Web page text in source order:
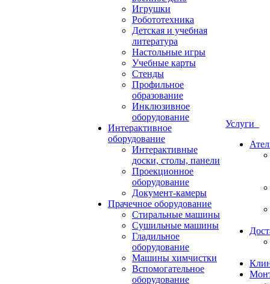
Игрушки
Робототехника
Детская и учебная
литература
Настольные игры
Учебные карты
Стенды
Профильное
образование
Инклюзивное
оборудование
Интерактивное
оборудование
Интерактивные
доски, столы, панели
Проекционное
оборудование
Документ-камеры
Прачечное оборудование
Стиральные машины
Сушильные машины
Гладильное
оборудование
Машины химчистки
Вспомогательное
оборудование
Услуги